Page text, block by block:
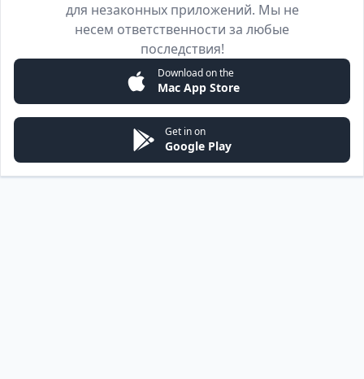
для незаконных приложений. Мы не
несем ответственности за любые
последствия!
Download on the
Mac App Store
Get in on
Google Play